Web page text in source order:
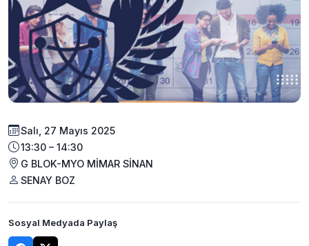
Salı, 27 Mayıs 2025
13:30 – 14:30
G BLOK-MYO MİMAR SİNAN
SENAY BOZ
Sosyal Medyada Paylaş